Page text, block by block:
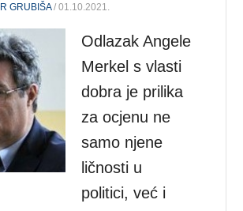
GRUBIŠA/ 01.10.2021.
Odlazak Angele
Merkel s vlasti
dobra je prilika
za ocjenu ne
samo njene
ličnosti u
politici, već i